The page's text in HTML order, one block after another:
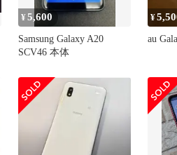
¥5,600
Samsung Galaxy A20
SCV46 本体
¥
au